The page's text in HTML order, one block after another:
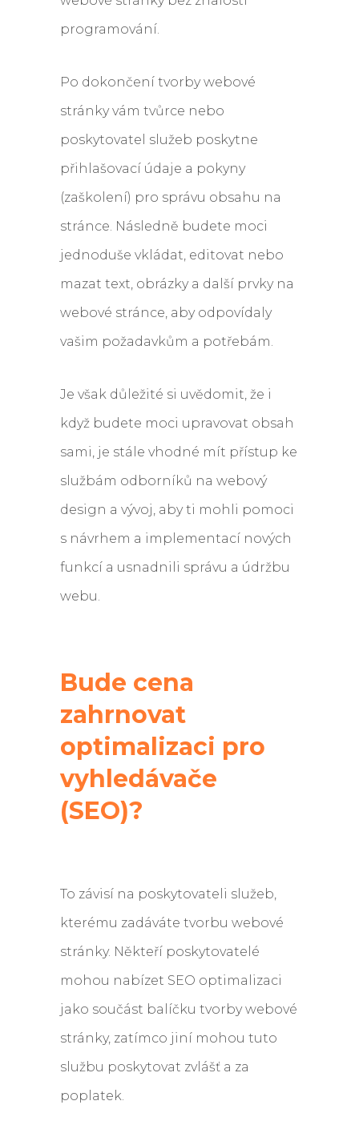
programování.
Po dokončení tvorby webové
stránky vám tvůrce nebo
poskytovatel služeb poskytne
přihlašovací údaje a pokyny
(zaškolení) pro správu obsahu na
stránce. Následně budete moci
jednoduše vkládat, editovat nebo
mazat text, obrázky a další prvky na
webové stránce, aby odpovídaly
vašim požadavkům a potřebám.
Je však důležité si uvědomit, že i
když budete moci upravovat obsah
sami, je stále vhodné mít přístup ke
službám odborníků na webový
design a vývoj, aby ti mohli pomoci
s návrhem a implementací nových
funkcí a usnadnili správu a údržbu
webu.
Bude cena
zahrnovat
optimalizaci pro
vyhledávače
(SEO)?
To závisí na poskytovateli služeb,
kterému zadáváte tvorbu webové
stránky. Někteří poskytovatelé
mohou nabízet SEO optimalizaci
jako součást balíčku tvorby webové
stránky, zatímco jiní mohou tuto
službu poskytovat zvlášť a za
poplatek.